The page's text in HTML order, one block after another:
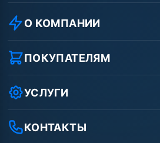
О КОМПАНИИ
О компании
Реквизиты ООО «Шоп АВД»
Условия соглашения
Вакансии
Статьи
ПОКУПАТЕЛЯМ
Как заказать?
Оплата
Лизинг
УСЛУГИ
Ремонт АВД
Сертификаты
КОНТАКТЫ